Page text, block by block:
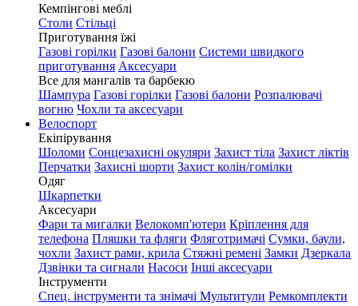
Кемпінгові меблі
Столи Стільці
Приготування їжі
Газові горілки Газові балони Системи швидкого
приготування Аксесуари
Все для мангалів та барбекю
Шампура Газові горілки Газові балони Розпалювачі
вогню Чохли та аксесуари
Велоспорт
Екіпірування
Шоломи Сонцезахисні окуляри Захист тіла Захист ліктів
Перчатки Захисні шорти Захист колін/гомілки
Одяг
Шкарпетки
Аксесуари
Фари та мигалки Велокомп'ютери Кріплення для
телефона Пляшки та фляги Фляготримачі Сумки, баули,
чохли Захист рами, крила Стяжні ремені Замки Дзеркала
Дзвінки та сигнали Насоси Інші аксесуари
Інструменти
Спец. інструменти та знімачі Мультитули Ремкомплекти